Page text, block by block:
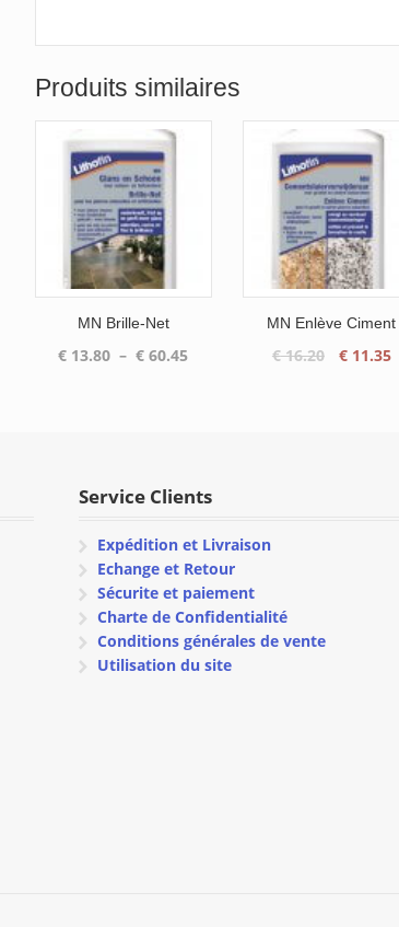
Produits similaires
MN Brille-Net
€ 13.80 – € 60.45Plage
MN Enlève Ciment
€16.20
Le
€11.35Le
Service Clients
Expédition et Livraison
Echange et Retour
Sécurite et paiement
Charte de Confidentialité
Conditions générales de vente
Utilisation du site